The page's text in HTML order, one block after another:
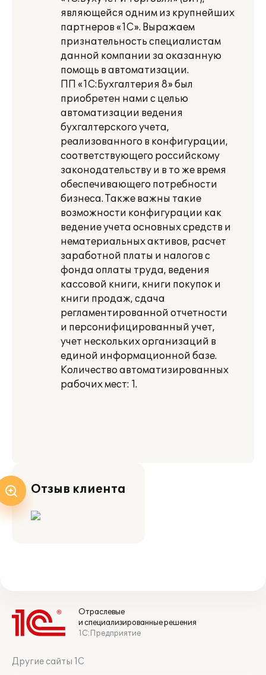
являющейся одним из крупнейших
партнеров «1С». Выражаем
признательность специалистам
данной компании за оказанную
помощь в автоматизации.
ПП «1С:Бухгалтерия 8» был
приобретен нами с целью
автоматизации ведения
бухгалтерского учета,
реализованного в конфигурации,
соответствующего российскому
законодательству и в то же время
обеспечивающего потребности
бизнеса. Также важны такие
возможности конфигурации как
ведение учета основных средств и
нематериальных активов, расчет
заработной платы и налогов с
фонда оплаты труда, ведения
кассовой книги, книги покупок и
книги продаж, сдача
регламентированной отчетности
и персонифицированный учет,
учет нескольких организаций в
единой информационной базе.
Количество автоматизированных
рабочих мест: 1.
Отзыв клиента
Отраслевые
и специализированные решения
1С:Предприятие
Другие сайты 1С